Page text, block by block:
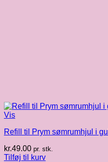
Vis
Refill til Prym sømrumhjul i gul
kr.49.00 pr. stk.
Tilføj til kurv